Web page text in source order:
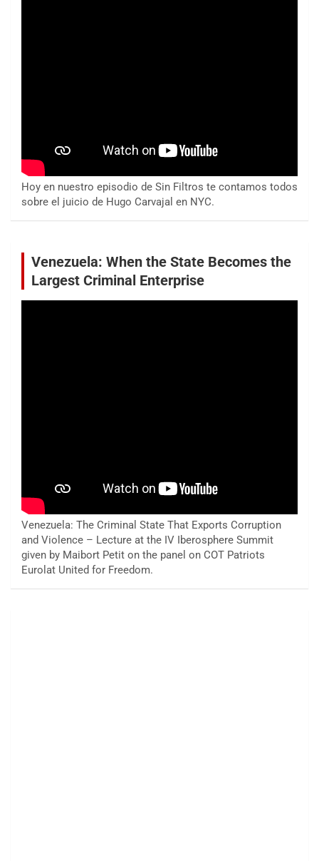
Hoy en nuestro episodio de Sin Filtros te contamos todos
sobre el juicio de Hugo Carvajal en NYC.
Venezuela: When the State Becomes the
Largest Criminal Enterprise
Venezuela: The Criminal State That Exports Corruption
and Violence – Lecture at the IV Iberosphere Summit
given by Maibort Petit on the panel on COT Patriots
Eurolat United for Freedom.